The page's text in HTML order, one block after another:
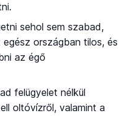
sehol sem szabad,
országban tilos, és
az égő
felügyelet nélkül
oltóvízről, valamint a